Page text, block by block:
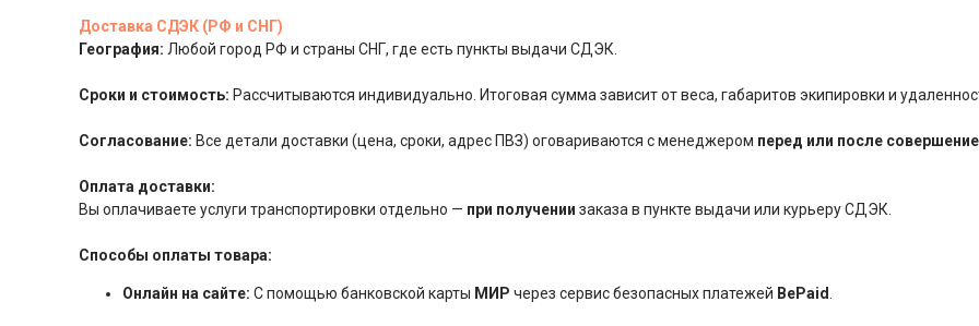
Доставка СДЭК (РФ и СНГ)
География: Любой город РФ и страны СНГ, где есть пункты выдачи СДЭК.
Сроки и стоимость: Рассчитываются индивидуально. Итоговая сумма зависит от веса, габаритов экипировки и
Согласование: Все детали доставки (цена, сроки, адрес ПВЗ) оговариваются с менеджером перед или после
Оплата доставки:
Вы оплачиваете услуги транспортировки отдельно — при получении заказа в пункте выдачи или курьеру СДЭК.
Способы оплаты товара:
Онлайн на сайте: С помощью банковской карты МИР через сервис безопасных платежей BePaid